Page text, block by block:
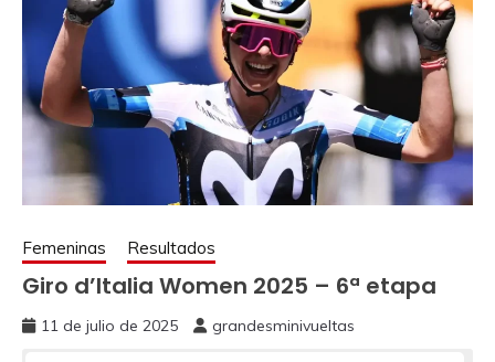
Femeninas Resultados
Giro d’Italia Women 2025 – 6ª etapa
11 de julio de 2025 grandesminivueltas